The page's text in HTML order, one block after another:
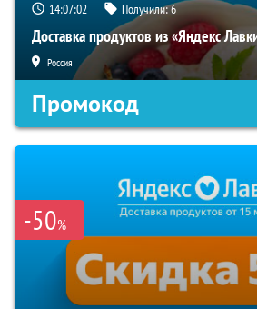
14:07:01 Получили:6
Доставка продуктов из «Яндекс
Россия
Промокод
-50%